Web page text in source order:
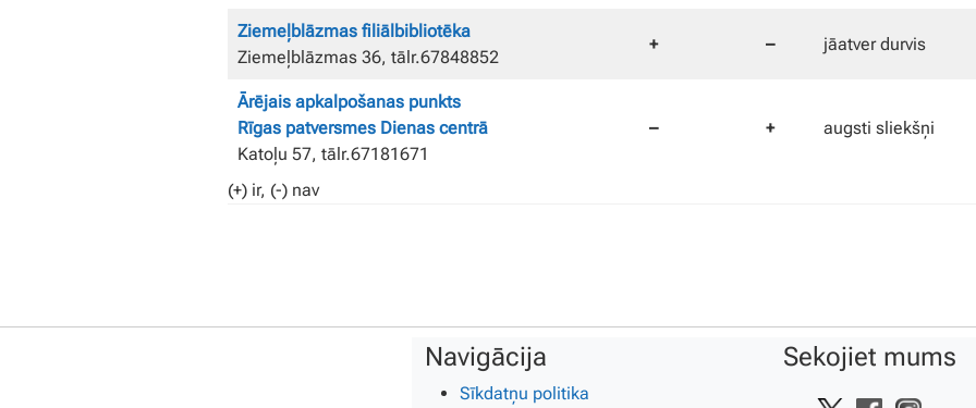
Ziemeļblāzmas filiālbibliotēka
Ziemeļblāzmas 36, tālr.67848852
+ – jāatver durvis
Ārējais apkalpošanas punkts
Rīgas patversmes Dienas centrā
Katoļu 57, tālr.67181671
– + augsti sliekšņi
(+) ir, (-) nav
Navigācija
Sīkdatņu politika
Sekojiet mums